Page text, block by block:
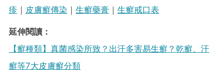
疹 ｜ 皮膚癬傳染 ｜ 生癬藥膏 ｜ 生癬戒口表
延伸閱讀：
【癬種類】真菌感染所致？出汗多害易生癬？乾癬、汗
癬等7大皮膚癬分類